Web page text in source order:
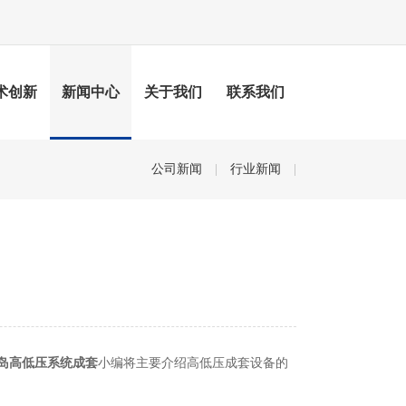
创新 新闻中心 关于我们 联系我们
公司新闻 行业新闻
高低压系统成套小编将主要介绍高低压成套设备的